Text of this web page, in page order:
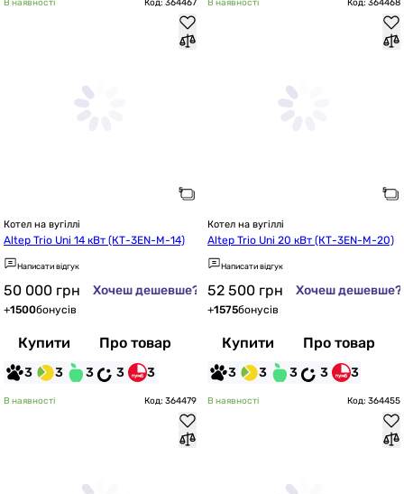
В наявності Код: 364467
Котел на вугіллі
Altep Trio Uni 14 кВт (КТ-3EN-M-14)
Написати відгук
50 000 грн Хочеш дешевше?
+1500бонусів
Купити Про товар
3 3 3 3 3
В наявності Код: 364468
Котел на вугіллі
Altep Trio Uni 20 кВт (КТ-3EN-M-20)
Написати відгук
52 500 грн Хочеш дешевше?
+1575бонусів
Купити Про товар
3 3 3 3 3
В наявності Код: 364479 В наявності Код: 364455